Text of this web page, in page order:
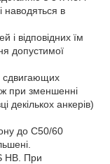
наводяться в
і відповідних їм
допустимої
сдвигающих
при зменшенні
декількох анкерів)
до C50/60
HB. При